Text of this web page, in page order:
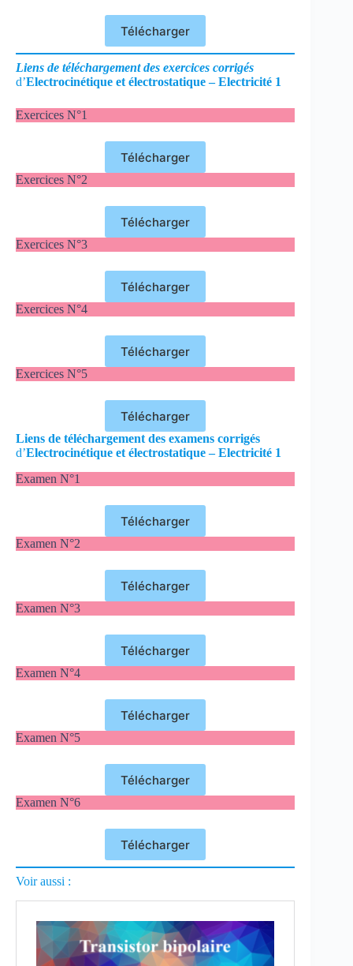
Télécharger
Liens de téléchargement des exercices corrigés
d’Electrocinétique et électrostatique – Electricité 1
Exercices N°1
Télécharger
Exercices N°2
Télécharger
Exercices N°3
Télécharger
Exercices N°4
Télécharger
Exercices N°5
Télécharger
Liens de téléchargement des examens corrigés
d’Electrocinétique et électrostatique – Electricité 1
Examen N°1
Télécharger
Examen N°2
Télécharger
Examen N°3
Télécharger
Examen N°4
Télécharger
Examen N°5
Télécharger
Examen N°6
Télécharger
Voir aussi :